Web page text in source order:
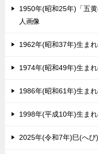
1950年(昭和25年)「五
人画像
1962年(昭和37年)生ま
1974年(昭和49年)生ま
1986年(昭和61年)生ま
1998年(平成10年)生ま
2025年(令和7年)巳(へび